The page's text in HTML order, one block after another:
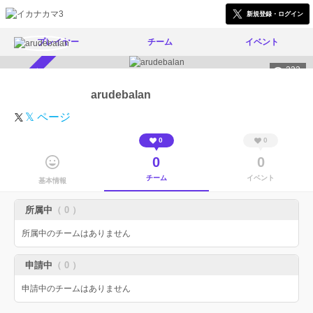
新規登録・ログイン
プレイヤー チーム イベント
233
arudebalan
𝕏 ページ
基本情報
0
0
チーム
0
0
イベント
所属中 （ 0 ）
所属中のチームはありません
申請中 （ 0 ）
申請中のチームはありません